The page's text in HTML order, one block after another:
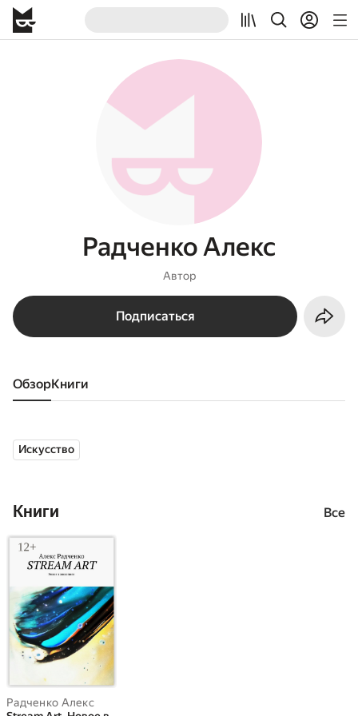
Радченко Алекс
Автор
Подписаться
Обзор книги
Искусство
Книги Все
Радченко Алекс